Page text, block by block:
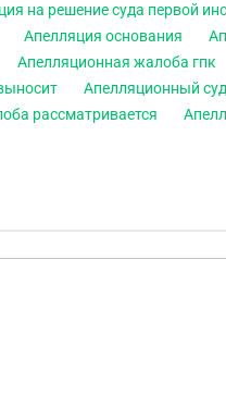
на решение суда первой
Апелляция основания
Апелляционная жалоба гпк
Апелляционный
рассматривается